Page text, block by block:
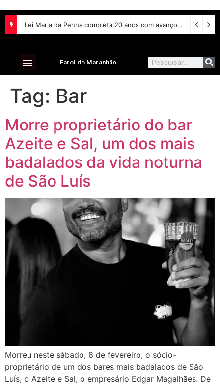
Lei Maria da Penha completa 20 anos com avanços na proteção às mulheres e desafios no combate à violência
Farol do Maranhão
Tag: Bar
Morre proprietário do bar
Azeite e Sal, um dos mais
badalados da vida noturna
de São Luís
Morreu neste sábado, 8 de fevereiro, o sócio-
proprietário de um dos bares mais badalados de São
Luís, o Azeite e Sal, o empresário Edgar Magalhães. De